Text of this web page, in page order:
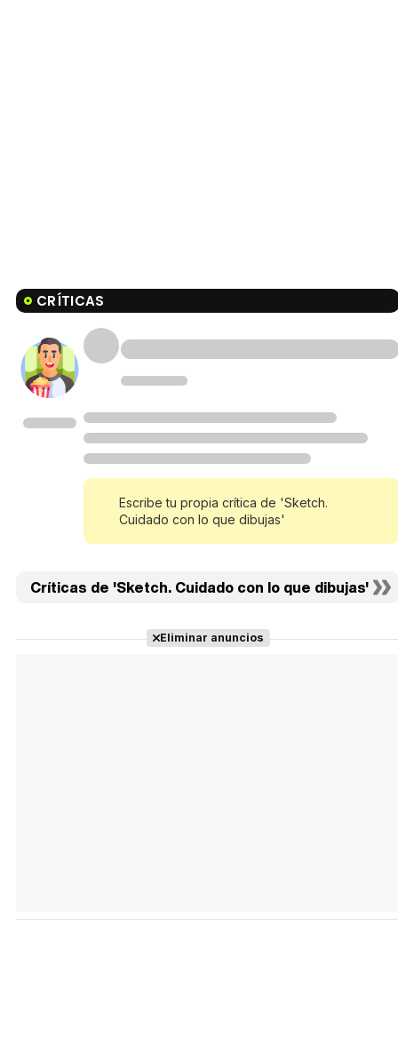
CRÍTICAS
Escribe tu propia crítica de 'Sketch.
Cuidado con lo que dibujas'
Críticas de 'Sketch. Cuidado con lo que dibujas'
Eliminar anuncios